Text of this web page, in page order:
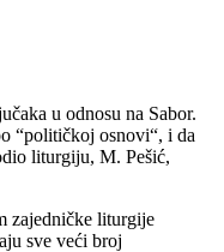
u odnosu na Sabor.
“političkoj osnovi“, i da
liturgiju, M. Pešić,
zajedničke liturgije
sve veći broj